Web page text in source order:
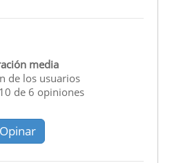
media
de los usuarios
10 de 6 opiniones
Opinar